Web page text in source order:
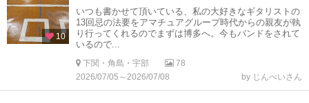
10
いつも書かせて頂いている、私の大好きなギタリストの
13回忌の法要をアマチュアグループ時代からの親友が執
り行ってくれるのでまずは博多へ。今もバンドをされて
いるので...
下関・角島・宇部
78
2026/07/05～2026/07/08
by じんべいさん